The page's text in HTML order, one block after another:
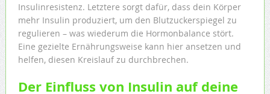
Insulinresistenz. Letztere sorgt dafür, dass dein Körper
mehr Insulin produziert, um den Blutzuckerspiegel zu
regulieren – was wiederum die Hormonbalance stört.
Eine gezielte Ernährungsweise kann hier ansetzen und
helfen, diesen Kreislauf zu durchbrechen.
Der Einfluss von Insulin auf deine